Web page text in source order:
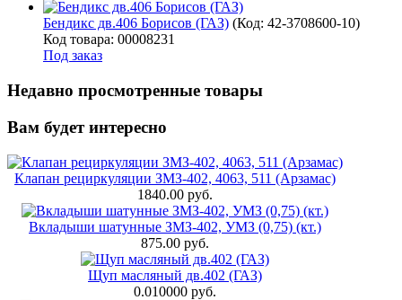
Бендикс дв.406 Борисов (ГАЗ) (Код: 42-3708600-10)
Код товара: 00008231
Под заказ
Недавно просмотренные товары
Вам будет интересно
Клапан рециркуляции ЗМЗ-402, 4063, 511 (Арзамас)
1840.00 руб.
Вкладыши шатунные ЗМЗ-402, УМЗ (0,75) (кт.)
875.00 руб.
Щуп масляный дв.402 (ГАЗ)
0.010000 руб.